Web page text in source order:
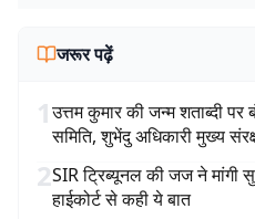
जरूर पढ़ें
1उत्तम कुमार की जन्म शताब्दी
समिति, शुभेंदु अधिकारी मुख्य
2SIR ट्रिब्यूनल की जज ने मांगी
हाईकोर्ट से कही ये बात